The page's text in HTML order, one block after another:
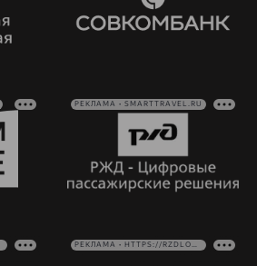
РЕКЛАМА • SMARTTRAVEL.RU
РЕКЛАМА • HTTPS://RZDLOG.RU/